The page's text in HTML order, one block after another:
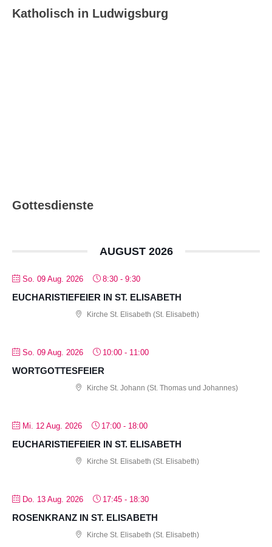
Katholisch in Ludwigsburg
Gottesdienste
AUGUST 2026
So. 09 Aug. 2026 8:30 - 9:30
EUCHARISTIEFEIER IN ST. ELISABETH
Kirche St. Elisabeth (St. Elisabeth)
So. 09 Aug. 2026 10:00 - 11:00
WORTGOTTESFEIER
Kirche St. Johann (St. Thomas und Johannes)
Mi. 12 Aug. 2026 17:00 - 18:00
EUCHARISTIEFEIER IN ST. ELISABETH
Kirche St. Elisabeth (St. Elisabeth)
Do. 13 Aug. 2026 17:45 - 18:30
ROSENKRANZ IN ST. ELISABETH
Kirche St. Elisabeth (St. Elisabeth)